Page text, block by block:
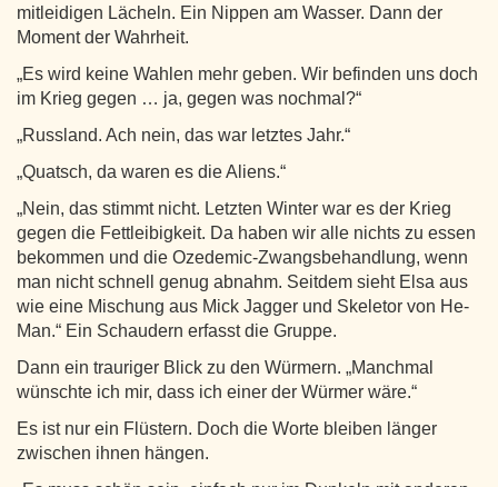
mitleidigen Lächeln. Ein Nippen am Wasser. Dann der
Moment der Wahrheit.
„Es wird keine Wahlen mehr geben. Wir befinden uns doch
im Krieg gegen … ja, gegen was nochmal?“
„Russland. Ach nein, das war letztes Jahr.“
„Quatsch, da waren es die Aliens.“
„Nein, das stimmt nicht. Letzten Winter war es der Krieg
gegen die Fettleibigkeit. Da haben wir alle nichts zu essen
bekommen und die Ozedemic-Zwangsbehandlung, wenn
man nicht schnell genug abnahm. Seitdem sieht Elsa aus
wie eine Mischung aus Mick Jagger und Skeletor von He-
Man.“ Ein Schaudern erfasst die Gruppe.
Dann ein trauriger Blick zu den Würmern. „Manchmal
wünschte ich mir, dass ich einer der Würmer wäre.“
Es ist nur ein Flüstern. Doch die Worte bleiben länger
zwischen ihnen hängen.